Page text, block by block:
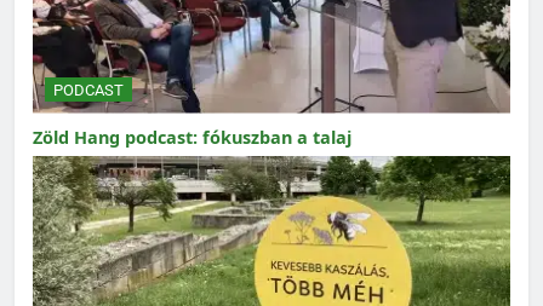
PODCAST
Zöld Hang podcast: fókuszban a talaj